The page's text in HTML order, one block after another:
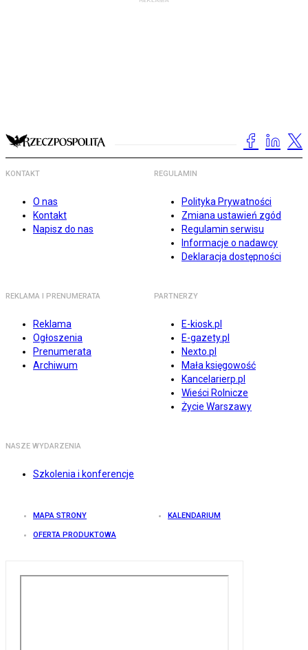
KONTAKT
O nas
Kontakt
Napisz do nas
REGULAMIN
Polityka Prywatności
Zmiana ustawień zgód
Regulamin serwisu
Informacje o nadawcy
Deklaracja dostępności
REKLAMA I PRENUMERATA
Reklama
Ogłoszenia
Prenumerata
Archiwum
PARTNERZY
E-kiosk.pl
E-gazety.pl
Nexto.pl
Mała księgowość
Kancelarierp.pl
Wieści Rolnicze
Życie Warszawy
NASZE WYDARZENIA
Szkolenia i konferencje
MAPA STRONY KALENDARIUM
OFERTA PRODUKTOWA